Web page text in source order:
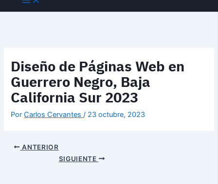
Diseño de Páginas Web en
Guerrero Negro, Baja
California Sur 2023
PorCarlos Cervantes/ 23 octubre, 2023
ANTERIOR
SIGUIENTE